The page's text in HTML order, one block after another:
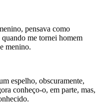
pensava como
me tornei homem
menino.
espelho, obscuramente,
conheço-o, em parte, mas,